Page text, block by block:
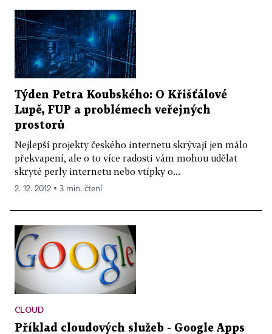
Týden Petra Koubského: O Křišťálové
Lupě, FUP a problémech veřejných
prostorů
Nejlepší projekty českého internetu skrývají jen málo
překvapení, ale o to více radosti vám mohou udělat
skryté perly internetu nebo vtípky o...
2. 12. 2012 ▪ 3 min. čtení
CLOUD
Příklad cloudových služeb - Google Apps